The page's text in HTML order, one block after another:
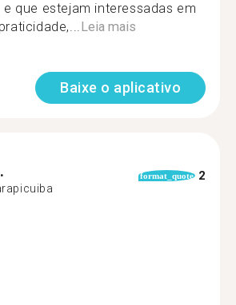
que estejam interessadas​ em
Leia mais
Baixe o aplicativo
format_quote 2